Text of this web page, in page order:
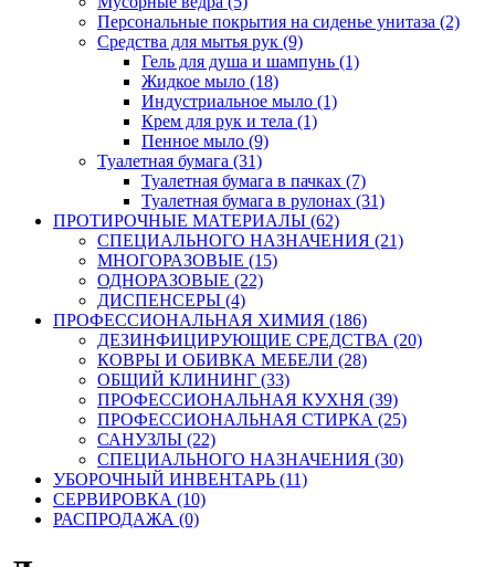
Персональные покрытия на сиденье унитаза (2)
Средства для мытья рук (9)
Гель для душа и шампунь (1)
Жидкое мыло (18)
Индустриальное мыло (1)
Крем для рук и тела (1)
Пенное мыло (9)
Туалетная бумага (31)
Туалетная бумага в пачках (7)
Туалетная бумага в рулонах (31)
ПРОТИРОЧНЫЕ МАТЕРИАЛЫ (62)
СПЕЦИАЛЬНОГО НАЗНАЧЕНИЯ (21)
МНОГОРАЗОВЫЕ (15)
ОДНОРАЗОВЫЕ (22)
ДИСПЕНСЕРЫ (4)
ПРОФЕССИОНАЛЬНАЯ ХИМИЯ (186)
ДЕЗИНФИЦИРУЮЩИЕ СРЕДСТВА (20)
КОВРЫ И ОБИВКА МЕБЕЛИ (28)
ОБЩИЙ КЛИНИНГ (33)
ПРОФЕССИОНАЛЬНАЯ КУХНЯ (39)
ПРОФЕССИОНАЛЬНАЯ СТИРКА (25)
САНУЗЛЫ (22)
СПЕЦИАЛЬНОГО НАЗНАЧЕНИЯ (30)
УБОРОЧНЫЙ ИНВЕНТАРЬ (11)
СЕРВИРОВКА (10)
РАСПРОДАЖА (0)